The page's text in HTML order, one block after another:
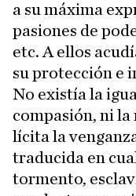
a su máxima
pasiones de
etc. A ellos
su protección e
No existía la
compasión, ni
lícita la
traducida en
tormento,